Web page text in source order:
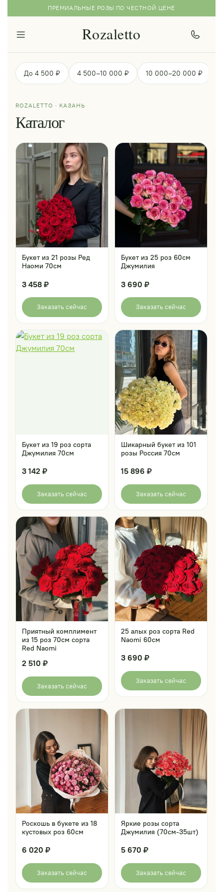
ПРЕМИАЛЬНЫЕ РОЗЫ ПО ЧЕСТНОЙ ЦЕНЕ
Rozaletto
До 4 500 ₽ 4 500–10 000 ₽ 10 000–20 000 ₽
ROZALETTO · КАЗАНЬ
Каталог
Букет из 21 розы Ред
Наоми 70см
3 458 ₽
Заказать сейчас
Букет из 25 роз 60см
Джумилия
3 690 ₽
Заказать сейчас
Букет из 19 роз сорта
Джумилия 70см
3 142 ₽
Заказать сейчас
Шикарный букет из 101
розы Россия 70см
15 896 ₽
Заказать сейчас
Приятный комплимент
из 15 роз 70см сорта
Red Naomi
2 510 ₽
Заказать сейчас
25 алых роз сорта Red
Naomi 60см
3 690 ₽
Заказать сейчас
Роскошь в букете из 18
кустовых роз 60см
6 020 ₽
Заказать сейчас
Яркие розы сорта
Джумилия (70см-35шт)
5 670 ₽
Заказать сейчас